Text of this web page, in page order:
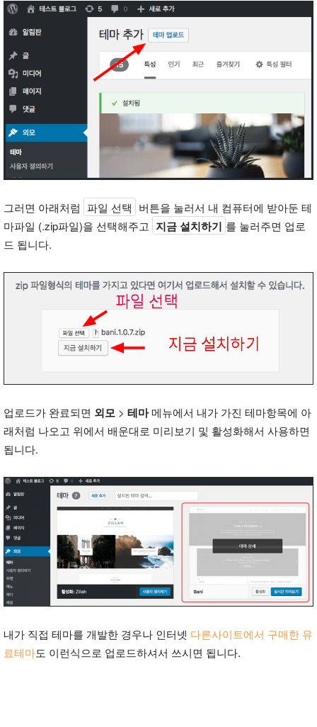
그러면 아래처럼 파일 선택 버튼을 눌러서 내 컴퓨터에 받아둔 테
마파일 (.zip파일)을 선택해주고 지금 설치하기 를 눌러주면 업로
드 됩니다.
업로드가 완료되면 외모 > 테마메뉴에서 내가 가진 테마항목에 아
래처럼 나오고 위에서 배운대로 미리보기 및 활성화해서 사용하면
됩니다.
내가 직접 테마를 개발한 경우나 인터넷 다른사이트에서 구매한 유
료테마도 이런식으로 업로드하셔서 쓰시면 됩니다.